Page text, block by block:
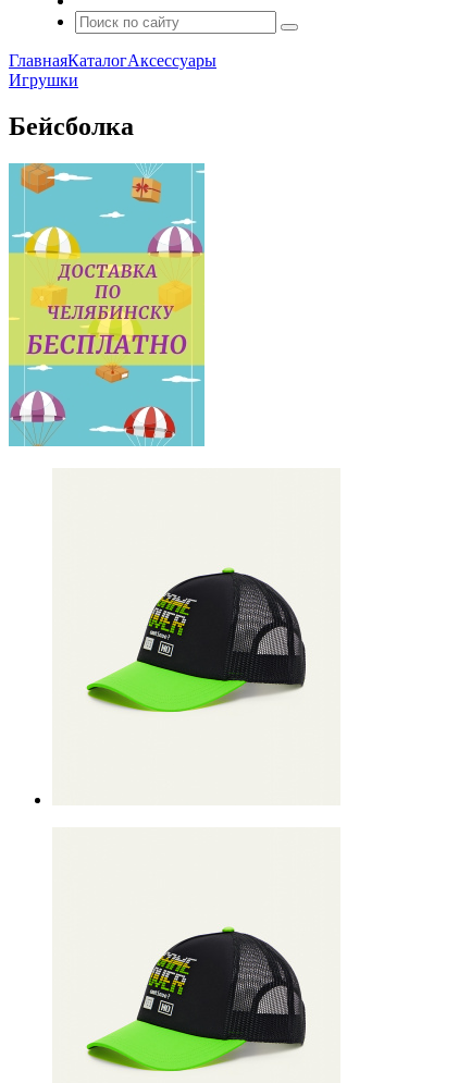
ГлавнаяКаталогАксессуары
Игрушки
Бейсболка